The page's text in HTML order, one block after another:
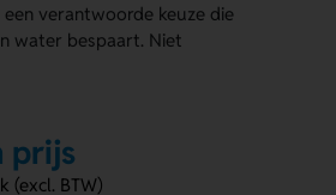
een verantwoorde keuze die
water bespaart. Niet
doosje. Bestel nu of vraag direct
prijs
(excl. BTW)